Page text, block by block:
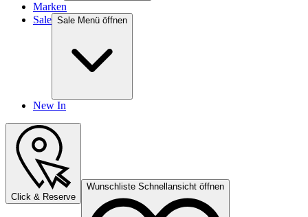
Marken
Sale Sale Menü öffnen
New In
Click & Reserve
Wunschliste Schnellansicht öffnen